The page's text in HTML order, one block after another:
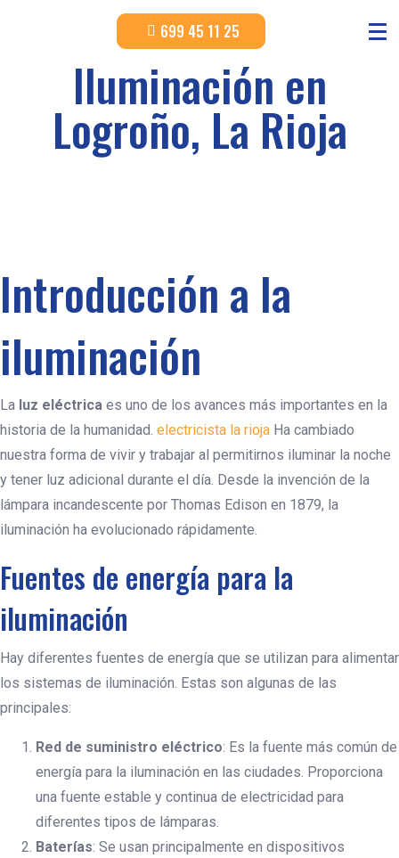
699 45 11 25
Iluminación en
Logroño, La Rioja
Introducción a la
iluminación
La luz eléctrica es uno de los avances más importantes en la
historia de la humanidad. electricista la rioja Ha cambiado
nuestra forma de vivir y trabajar al permitirnos iluminar la noche
y tener luz adicional durante el día. Desde la invención de la
lámpara incandescente por Thomas Edison en 1879, la
iluminación ha evolucionado rápidamente.
Fuentes de energía para la
iluminación
Hay diferentes fuentes de energía que se utilizan para alimentar
los sistemas de iluminación. Estas son algunas de las
principales:
Red de suministro eléctrico: Es la fuente más común de
energía para la iluminación en las ciudades. Proporciona
una fuente estable y continua de electricidad para
diferentes tipos de lámparas.
Baterías: Se usan principalmente en dispositivos